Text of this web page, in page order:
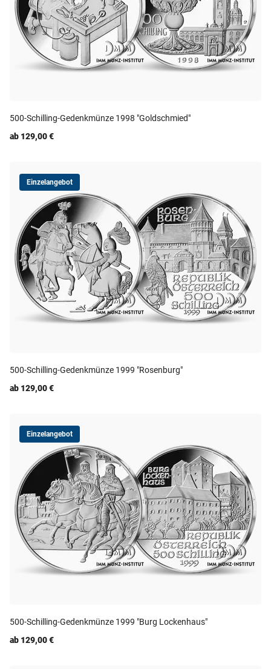
500-Schilling-Gedenkmünze 1998 "Goldschmied"
ab 129,00 €
Einzelangebot
500-Schilling-Gedenkmünze 1999 "Rosenburg"
ab 129,00 €
Einzelangebot
500-Schilling-Gedenkmünze 1999 "Burg Lockenhaus"
ab 129,00 €